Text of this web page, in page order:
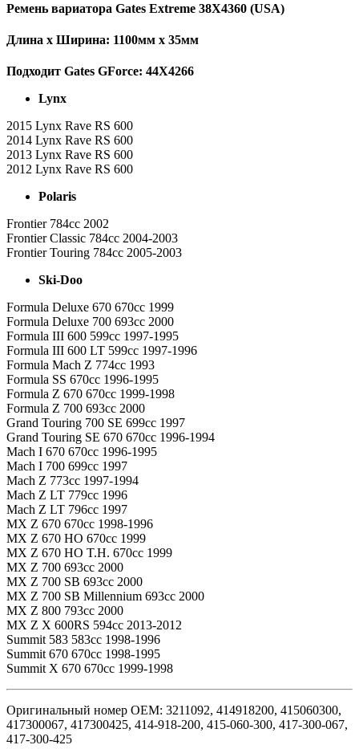
Ремень вариатора Gates Extreme 38X4360 (USA)
Длина x Ширина: 1100мм x 35мм
Подходит Gates GForce: 44X4266
Lynx
2015 Lynx Rave RS 600
2014 Lynx Rave RS 600
2013 Lynx Rave RS 600
2012 Lynx Rave RS 600
Polaris
Frontier 784cc 2002
Frontier Classic 784cc 2004-2003
Frontier Touring 784cc 2005-2003
Ski-Doo
Formula Deluxe 670 670cc 1999
Formula Deluxe 700 693cc 2000
Formula III 600 599cc 1997-1995
Formula III 600 LT 599cc 1997-1996
Formula Mach Z 774cc 1993
Formula SS 670cc 1996-1995
Formula Z 670 670cc 1999-1998
Formula Z 700 693cc 2000
Grand Touring 700 SE 699cc 1997
Grand Touring SE 670 670cc 1996-1994
Mach I 670 670cc 1996-1995
Mach I 700 699cc 1997
Mach Z 773cc 1997-1994
Mach Z LT 779cc 1996
Mach Z LT 796cc 1997
MX Z 670 670cc 1998-1996
MX Z 670 HO 670cc 1999
MX Z 670 HO T.H. 670cc 1999
MX Z 700 693cc 2000
MX Z 700 SB 693cc 2000
MX Z 700 SB Millennium 693cc 2000
MX Z 800 793cc 2000
MX Z X 600RS 594cc 2013-2012
Summit 583 583cc 1998-1996
Summit 670 670cc 1998-1995
Summit X 670 670cc 1999-1998
Оригинальный номер OEM: 3211092, 414918200, 415060300,
417300067, 417300425, 414-918-200, 415-060-300, 417-300-067,
417-300-425